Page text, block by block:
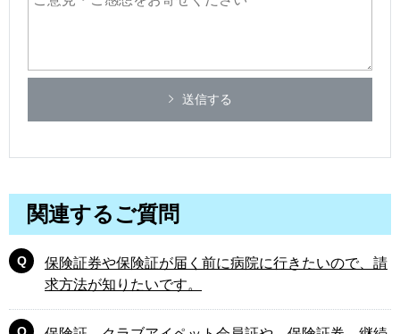
送信する
関連するご質問
保険証券や保険証が届く前に病院に行きたいので、請
求方法が知りたいです。